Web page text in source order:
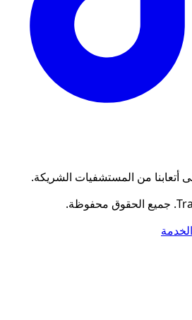
أتعابنا من المستشفيات الشريكة.